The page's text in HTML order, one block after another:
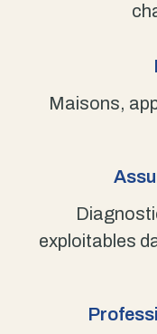
Maisons,
exploitables